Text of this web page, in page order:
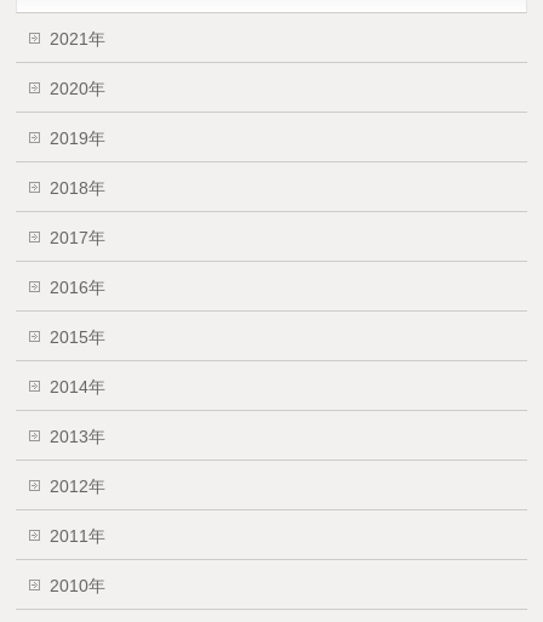
2021年
2020年
2019年
2018年
2017年
2016年
2015年
2014年
2013年
2012年
2011年
2010年